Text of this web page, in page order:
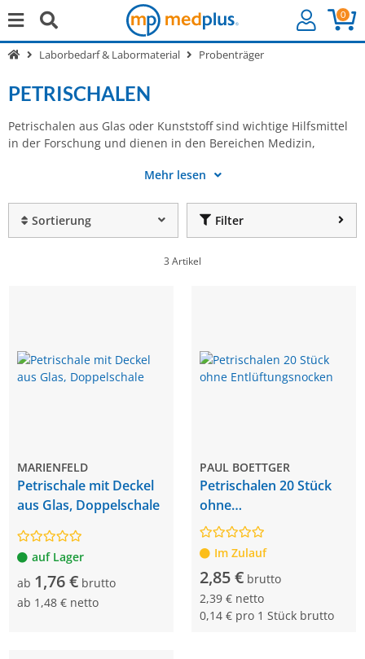
0
Laborbedarf & Labormaterial Probenträger
PETRISCHALEN
Petrischalen aus Glas oder Kunststoff sind wichtige Hilfsmittel
in der Forschung und dienen in den Bereichen Medizin,
Biologie und Chemie insbesondere der Kultivierung von
Zellkulturen und Mikroorganismen. Bei medplus finden Sie die
Mehr lesen
Filter
Sortierung
3 Artikel
MARIENFELD
Petrischale mit Deckel
aus Glas, Doppelschale
auf Lager
ab 1,76 € brutto
ab 1,48 € netto
PAUL BOETTGER
Petrischalen 20 Stück
ohne
Entlüftungsnocken
Im Zulauf
2,85 € brutto
2,39 € netto
0,14 € pro 1 Stück brutto